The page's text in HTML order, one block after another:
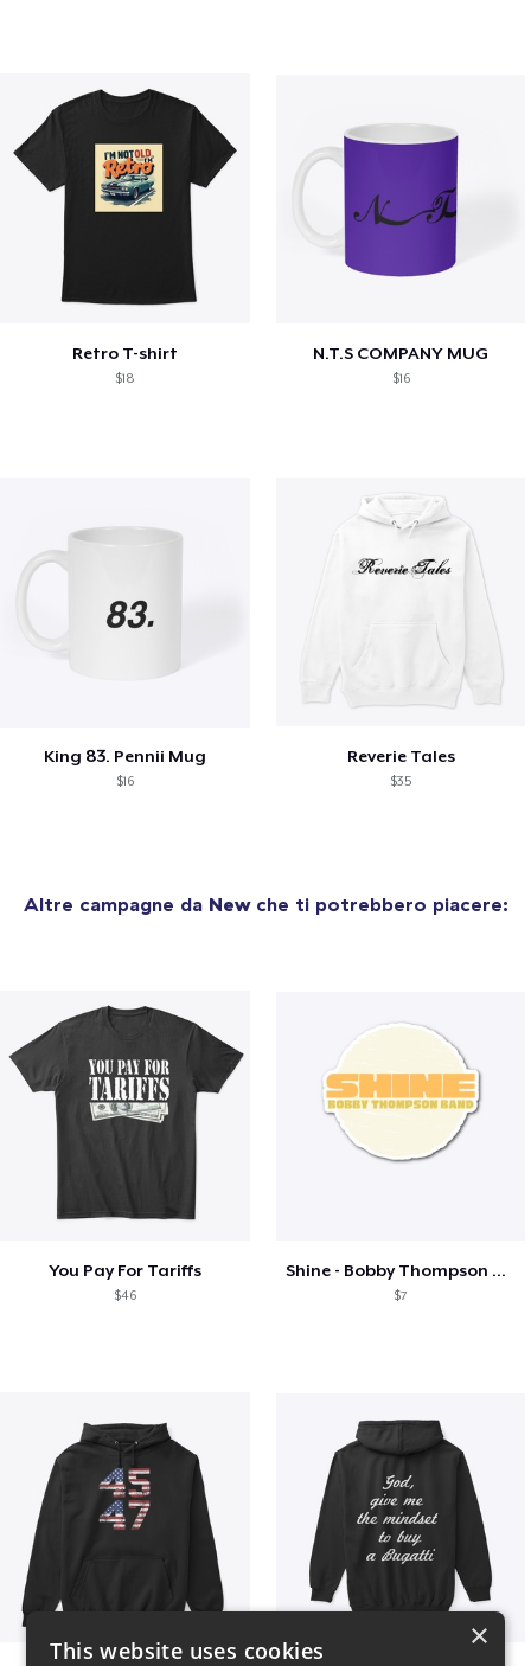
Retro T-shirt
$18
N.T.S COMPANY MUG
$16
King 83. Pennii Mug
$16
Reverie Tales
$35
Altre campagne da Newche ti potrebbero piacere:
You Pay For Tariffs
$46
Shine - Bobby Thompson Band Merch
$7
×
This website uses cookies